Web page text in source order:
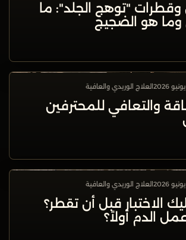
وقطرات "توهج الجلد": ما
هو الضجيج
العلاج الوريدي والعافيةالعلاج الوريدي والعافية
والتعافي للمحترفين
العلاج الوريدي والعافيةالعلاج الوريدي والعافية
الاختبار قبل أن تقطر؟
الدم أولاً؟